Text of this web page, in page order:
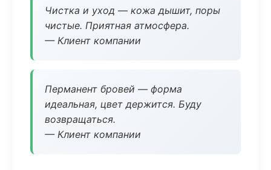
Чистка и уход — кожа дышит, поры
чистые. Приятная атмосфера.
— Клиент компании
Перманент бровей — форма
идеальная, цвет держится. Буду
возвращаться.
— Клиент компании